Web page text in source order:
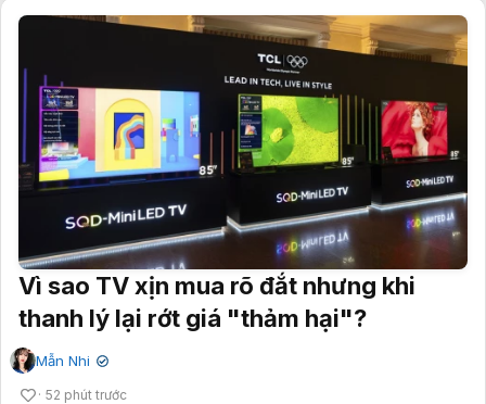
Vì sao TV xịn mua rõ đắt nhưng khi
thanh lý lại rớt giá "thảm hại"?
Mẫn Nhi ✔
52 phút trước